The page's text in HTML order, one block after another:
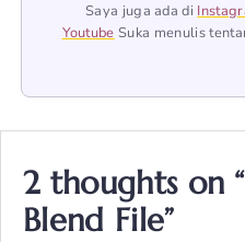
Saya juga ada di
Youtube Suka menulis
2 thoughts on
Blend File”